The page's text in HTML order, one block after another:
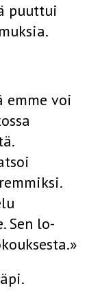
puuttui
emme voi
Sen lo­